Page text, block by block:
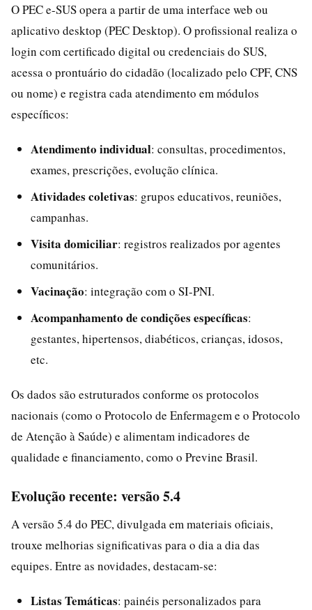
O PEC e-SUS opera a partir de uma interface web ou
aplicativo desktop (PEC Desktop). O profissional realiza o
login com certificado digital ou credenciais do SUS,
acessa o prontuário do cidadão (localizado pelo CPF, CNS
ou nome) e registra cada atendimento em módulos
específicos:
Atendimento individual: consultas, procedimentos,
exames, prescrições, evolução clínica.
Atividades coletivas: grupos educativos, reuniões,
campanhas.
Visita domiciliar: registros realizados por agentes
comunitários.
Vacinação: integração com o SI-PNI.
Acompanhamento de condições específicas:
gestantes, hipertensos, diabéticos, crianças, idosos,
etc.
Os dados são estruturados conforme os protocolos
nacionais (como o Protocolo de Enfermagem e o Protocolo
de Atenção à Saúde) e alimentam indicadores de
qualidade e financiamento, como o Previne Brasil.
Evolução recente: versão 5.4
A versão 5.4 do PEC, divulgada em materiais oficiais,
trouxe melhorias significativas para o dia a dia das
equipes. Entre as novidades, destacam-se:
Listas Temáticas: painéis personalizados para